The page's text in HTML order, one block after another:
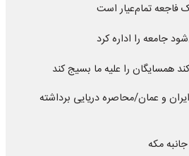
فاجعه تمام‌عیار است
جامعه را اداره کرد
همسایگان را علیه ما بسیج کند
ایران و عمان/محاصره دریایی برداشته
مکه